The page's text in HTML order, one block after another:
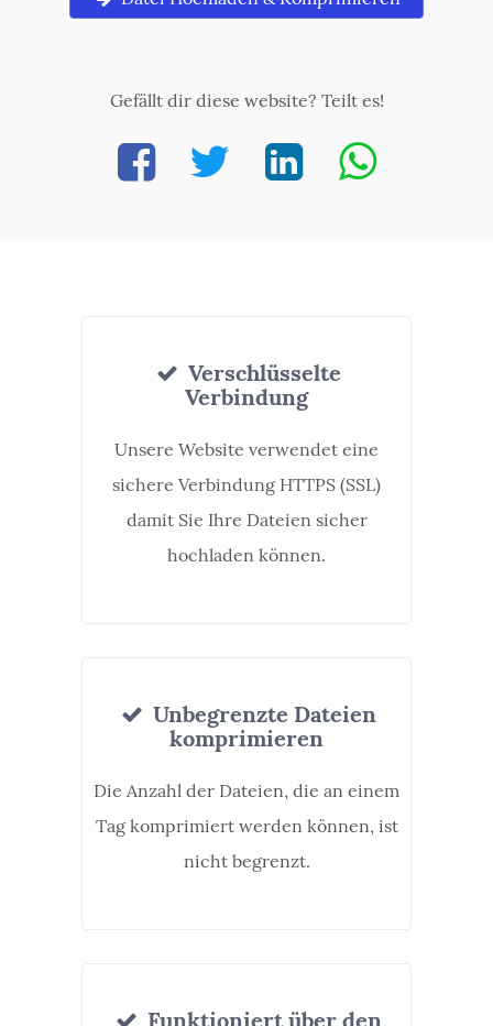
Gefällt dir diese website? Teilt es!
Verschlüsselte
Verbindung
Unsere Website verwendet eine
sichere Verbindung HTTPS (SSL)
damit Sie Ihre Dateien sicher
hochladen können.
Unbegrenzte Dateien
komprimieren
Die Anzahl der Dateien, die an einem
Tag komprimiert werden können, ist
nicht begrenzt.
Funktioniert über den